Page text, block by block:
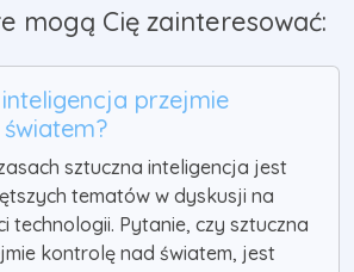
mogą Cię zainteresować:
przejmie
sztuczna inteligencja jest
tematów w dyskusji na
technologii. Pytanie, czy sztuczna
kontrolę nad światem, jest